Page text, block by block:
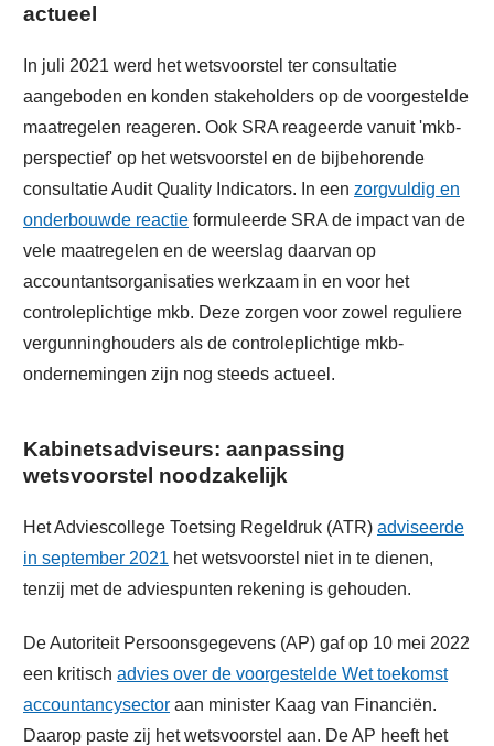
actueel
In juli 2021 werd het wetsvoorstel ter consultatie
aangeboden en konden stakeholders op de voorgestelde
maatregelen reageren. Ook SRA reageerde vanuit 'mkb-
perspectief' op het wetsvoorstel en de bijbehorende
consultatie Audit Quality Indicators. In een zorgvuldig en
onderbouwde reactie formuleerde SRA de impact van de
vele maatregelen en de weerslag daarvan op
accountantsorganisaties werkzaam in en voor het
controleplichtige mkb. Deze zorgen voor zowel reguliere
vergunninghouders als de controleplichtige mkb-
ondernemingen zijn nog steeds actueel.
Kabinetsadviseurs: aanpassing
wetsvoorstel noodzakelijk
Het Adviescollege Toetsing Regeldruk (ATR) adviseerde
in september 2021 het wetsvoorstel niet in te dienen,
tenzij met de adviespunten rekening is gehouden.
De Autoriteit Persoonsgegevens (AP) gaf op 10 mei 2022
een kritisch advies over de voorgestelde Wet toekomst
accountancysector aan minister Kaag van Financiën.
Daarop paste zij het wetsvoorstel aan. De AP heeft het